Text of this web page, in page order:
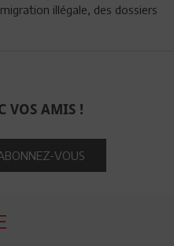
illégale, des dossiers
VOS AMIS !
VOUS